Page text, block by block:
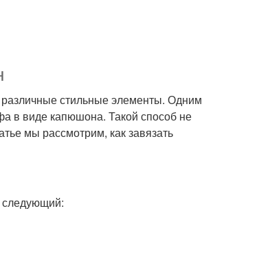
стильные элементы. Одним
в виде капюшона. Такой способ не
мы рассмотрим, как завязать
следующий: